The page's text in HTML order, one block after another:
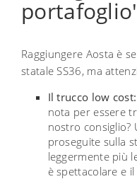
Raggiungere Aosta è
statale SS36, ma
Il trucco low cost:
nota per essere
nostro consiglio?
proseguite sulla
leggermente più
è spettacolare e